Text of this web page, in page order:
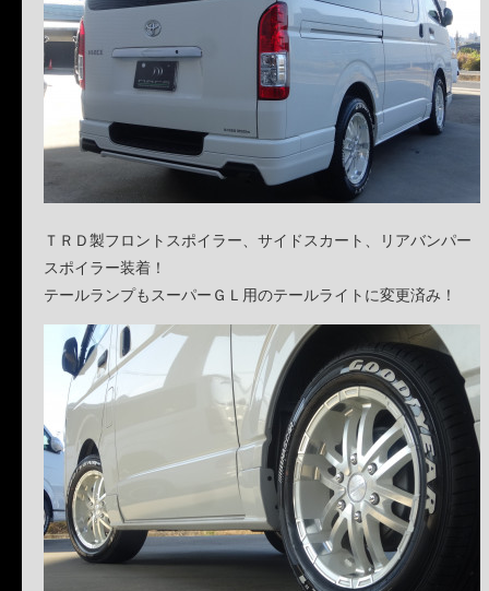
ＴＲＤ製フロントスポイラー、サイドスカート、リアバンパー
スポイラー装着！
テールランプもスーパーＧＬ用のテールライトに変更済み！